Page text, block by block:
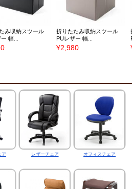
み収納スツール
幅...
折りたたみ収納スツール
PUレザー 幅...
¥2,980
ア レザーチェア オフィスチェア